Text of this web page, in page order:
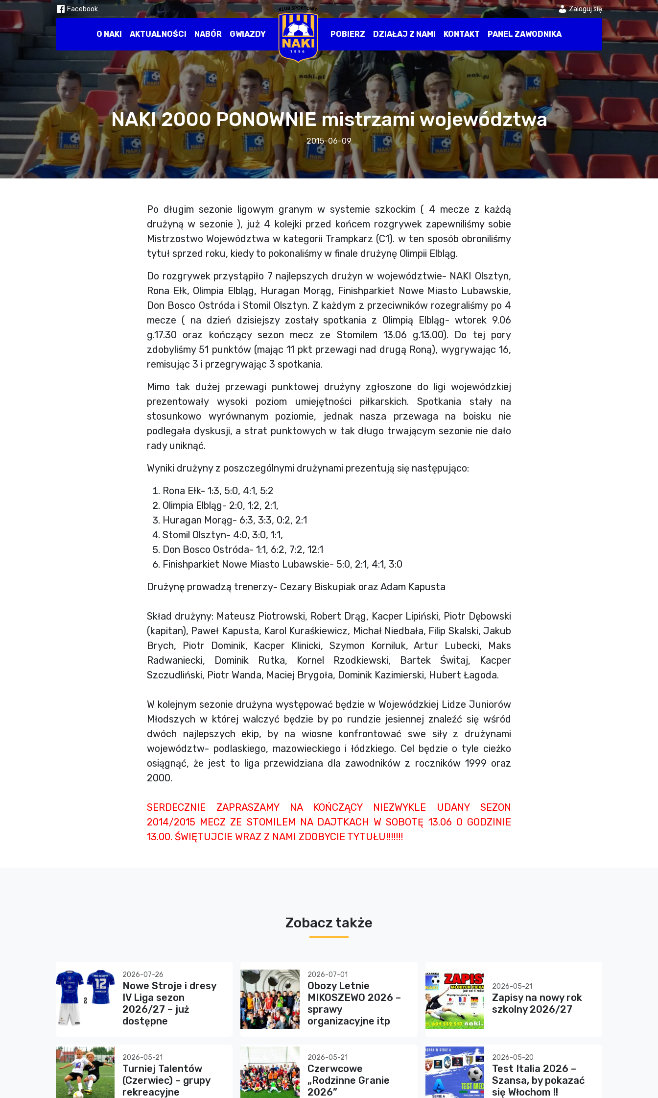
Facebook Zaloguj się
O NAKI AKTUALNOŚCI NABÓR GWIAZDY POBIERZ DZIAŁAJ Z NAMI KONTAKT PANEL ZAWODNIKA
NAKI 2000 PONOWNIE mistrzami województwa
2015-06-09
Po długim sezonie ligowym granym w systemie szkockim ( 4 mecze z każdą
drużyną w sezonie ), już 4 kolejki przed końcem rozgrywek zapewniliśmy sobie
Mistrzostwo Województwa w kategorii Trampkarz (C1). w ten sposób obroniliśmy
tytuł sprzed roku, kiedy to pokonaliśmy w finale drużynę Olimpii Elbląg.
Do rozgrywek przystąpiło 7 najlepszych drużyn w województwie- NAKI Olsztyn,
Rona Ełk, Olimpia Elbląg, Huragan Morąg, Finishparkiet Nowe Miasto Lubawskie,
Don Bosco Ostróda i Stomil Olsztyn. Z każdym z przeciwników rozegraliśmy po 4
mecze ( na dzień dzisiejszy zostały spotkania z Olimpią Elbląg- wtorek 9.06
g.17.30 oraz kończący sezon mecz ze Stomilem 13.06 g.13.00). Do tej pory
zdobyliśmy 51 punktów (mając 11 pkt przewagi nad drugą Roną), wygrywając 16,
remisując 3 i przegrywając 3 spotkania.
Mimo tak dużej przewagi punktowej drużyny zgłoszone do ligi wojewódzkiej
prezentowały wysoki poziom umiejętności piłkarskich. Spotkania stały na
stosunkowo wyrównanym poziomie, jednak nasza przewaga na boisku nie
podlegała dyskusji, a strat punktowych w tak długo trwającym sezonie nie dało
rady uniknąć.
Wyniki drużyny z poszczególnymi drużynami prezentują się następująco:
Rona Ełk- 1:3, 5:0, 4:1, 5:2
Olimpia Elbląg- 2:0, 1:2, 2:1,
Huragan Morąg- 6:3, 3:3, 0:2, 2:1
Stomil Olsztyn- 4:0, 3:0, 1:1,
Don Bosco Ostróda- 1:1, 6:2, 7:2, 12:1
Finishparkiet Nowe Miasto Lubawskie- 5:0, 2:1, 4:1, 3:0
Drużynę prowadzą trenerzy- Cezary Biskupiak oraz Adam Kapusta
Skład drużyny: Mateusz Piotrowski, Robert Drąg, Kacper Lipiński, Piotr Dębowski
(kapitan), Paweł Kapusta, Karol Kuraśkiewicz, Michał Niedbała, Filip Skalski, Jakub
Brych, Piotr Dominik, Kacper Klinicki, Szymon Korniluk, Artur Lubecki, Maks
Radwaniecki, Dominik Rutka, Kornel Rzodkiewski, Bartek Świtaj, Kacper
Szczudliński, Piotr Wanda, Maciej Brygoła, Dominik Kazimierski, Hubert Łagoda.
W kolejnym sezonie drużyna występować będzie w Wojewódzkiej Lidze Juniorów
Młodszych w której walczyć będzie by po rundzie jesiennej znaleźć się wśród
dwóch najlepszych ekip, by na wiosne konfrontować swe siły z drużynami
województw- podlaskiego, mazowieckiego i łódzkiego. Cel będzie o tyle cieżko
osiągnąć, że jest to liga przewidziana dla zawodników z roczników 1999 oraz
2000.
SERDECZNIE ZAPRASZAMY NA KOŃCZĄCY NIEZWYKLE UDANY SEZON
2014/2015 MECZ ZE STOMILEM NA DAJTKACH W SOBOTĘ 13.06 O GODZINIE
13.00. ŚWIĘTUJCIE WRAZ Z NAMI ZDOBYCIE TYTUŁU!!!!!!!
Zobacz także
2026-07-26
Nowe Stroje i dresy
IV Liga sezon
2026/27 – już
dostępne
2026-07-01
Obozy Letnie
MIKOSZEWO 2026 –
sprawy
organizacyjne itp
2026-05-21
Zapisy na nowy rok
szkolny 2026/27
2026-05-21
Turniej Talentów
(Czerwiec) – grupy
rekreacyjne
2026-05-21
Czerwcowe
„Rodzinne Granie
2026”
2026-05-20
Test Italia 2026 –
Szansa, by pokazać
się Włochom !!